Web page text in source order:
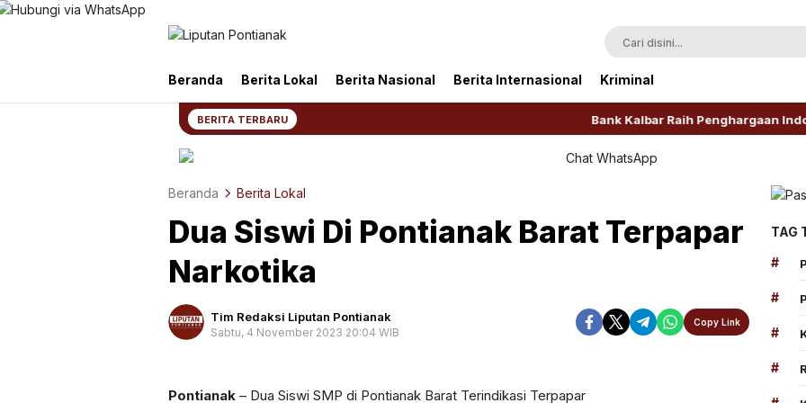
Liputan Pontianak
Berita Terkini dan TerUpdate
Beranda Berita Lokal Berita Nasional Berita Internasional Kriminal
BERITA TERBARU Bank Kalbar Raih Penghargaan Indonesia
Beranda Berita Lokal
Dua Siswi Di Pontianak Barat Terpapar
Narkotika
Tim Redaksi Liputan Pontianak
Sabtu, 4 November 2023 20:04 WIB
Copy Link
Pontianak – Dua Siswi SMP di Pontianak Barat Terindikasi Terpapar
TAG
#
#
#
#